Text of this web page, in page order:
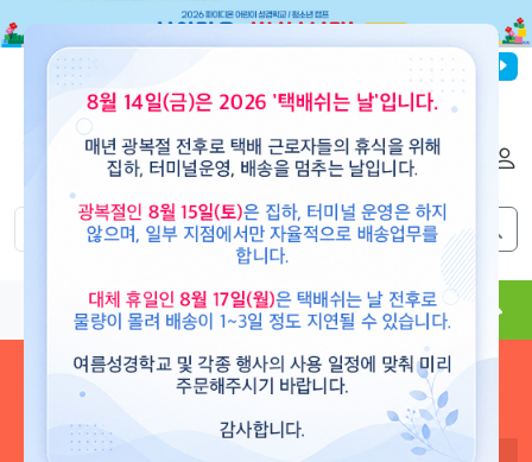
파이디온선교회
0
도서 뮤직 용품 현수막 콘텐츠